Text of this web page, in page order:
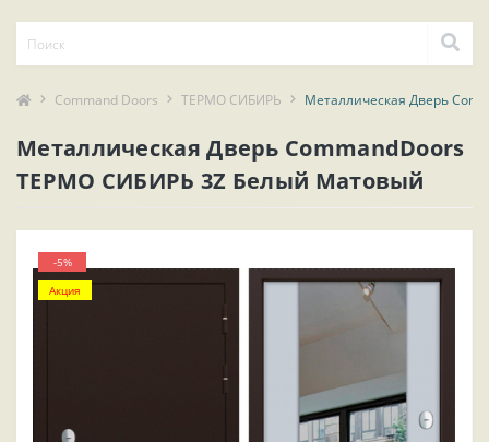
Command Doors ТЕРМО СИБИРЬ Металлическая Дверь
Металлическая Дверь CommandDoors
ТЕРМО СИБИРЬ 3Z Белый Матовый
-5%
Акция